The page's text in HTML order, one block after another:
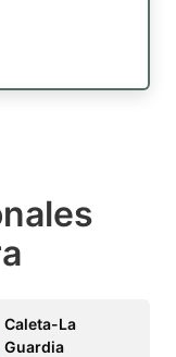
Caleta-La
Guardia